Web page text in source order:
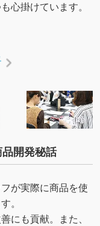
心掛けています。
開発秘話
が実際に商品を使
。
にも貢献。また、